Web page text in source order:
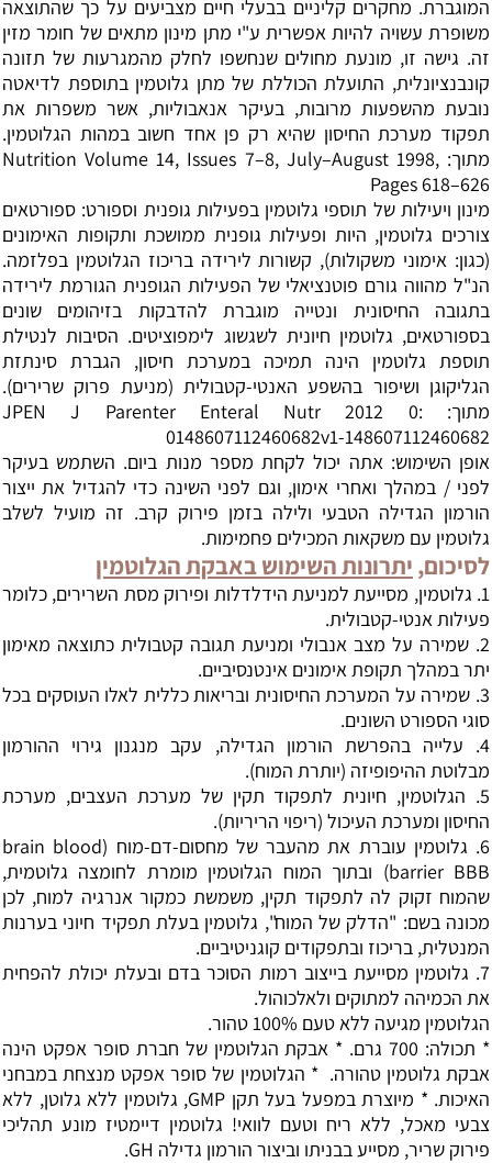
המוגברת. מחקרים קליניים בבעלי חיים מצביעים על כך שהתוצאה
משופרת עשויה להיות אפשרית ע"י מתן מינון מתאים של חומר מזין
זה. גישה זו, מונעת מחולים שנחשפו לחלק מהמגרעות של תזונה
קונבנציונלית, התועלת הכוללת של מתן גלוטמין בתוספת לדיאטה
נובעת מהשפעות מרובות, בעיקר אנאבוליות, אשר משפרות את
תפקוד מערכת החיסון שהיא רק פן אחד חשוב במהות הגלוטמין.
מתוך: Nutrition Volume 14, Issues 7–8, July–August 1998,
Pages 618–626
מינון ויעילות של תוספי גלוטמין בפעילות גופנית וספורט: ספורטאים
צורכים גלוטמין, היות ופעילות גופנית ממושכת ותקופות האימונים
(כגון: אימוני משקולות), קשורות לירידה בריכוז הגלוטמין בפלזמה.
הנ"ל מהווה גורם פוטנציאלי של הפעילות הגופנית הגורמת לירידה
בתגובה החיסונית ונטייה מוגברת להדבקות בזיהומים שונים
בספורטאים, גלוטמין חיונית לשגשוג לימפוציטים. הסיבות לנטילת
תוספת גלוטמין הינה תמיכה במערכת חיסון, הגברת סינתזת
הגליקוגן ושיפור בהשפע האנטי-קטבולית (מניעת פרוק שרירים).
מתוך: JPEN J Parenter Enteral Nutr 2012 0:
0148607112460682v1-148607112460682
אופן השימוש: אתה יכול לקחת מספר מנות ביום. השתמש בעיקר
לפני / במהלך ואחרי אימון, וגם לפני השינה כדי להגדיל את ייצור
הורמון הגדילה הטבעי ולילה בזמן פירוק קרב. זה מועיל לשלב
גלוטמין עם משקאות המכילים פחמימות.
לסיכום, יתרונות השימוש באבקת הגלוטמין
1. גלוטמין, מסייעת למניעת הידלדלות ופירוק מסת השרירים, כלומר
פעילות אנטי-קטבולית.
2. שמירה על מצב אנבולי ומניעת תגובה קטבולית כתוצאה מאימון
יתר במהלך תקופת אימונים אינטנסיביים.
3. שמירה על המערכת החיסונית ובריאות כללית לאלו העוסקים בכל
סוגי הספורט השונים.
4. עלייה בהפרשת הורמון הגדילה, עקב מנגנון גירוי ההורמון
מבלוטת ההיפופיזה (יותרת המוח).
5. הגלוטמין, חיונית לתפקוד תקין של מערכת העצבים, מערכת
החיסון ומערכת העיכול (ריפוי הריריות).
6. גלוטמין עוברת את מהעבר של מחסום-דם-מוח (brain blood
barrier BBB) ובתוך המוח הגלוטמין מומרת לחומצה גלוטמית,
שהמוח זקוק לה לתפקוד תקין, משמשת כמקור אנרגיה למוח, לכן
מכונה בשם: "הדלק של המוח", גלוטמין בעלת תפקיד חיוני בערנות
המנטלית, בריכוז ובתפקודים קוגניטיביים.
7. גלוטמין מסייעת בייצוב רמות הסוכר בדם ובעלת יכולת להפחית
את הכמיהה למתוקים ולאלכוהול.
הגלוטמין מגיעה ללא טעם 100% טהור.
* תכולה: 700 גרם. * אבקת הגלוטמין של חברת סופר אפקט הינה
אבקת גלוטמין טהורה. * הגלוטמין של סופר אפקט מנצחת במבחני
האיכות. * מיוצרת במפעל בעל תקן GMP, גלוטמין ללא גלוטן, ללא
צבעי מאכל, ללא ריח וטעם לוואי! גלוטמין דיימטיז מונע תהליכי
פירוק שריר, מסייע בבניתו וביצור הורמון גדילה GH.